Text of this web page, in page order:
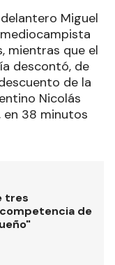
Miguel
mientras que el
descontó, de
de la
Nicolás
en 38 minutos
tres
de